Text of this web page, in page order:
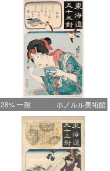
28% 一致 ホノルル美術館